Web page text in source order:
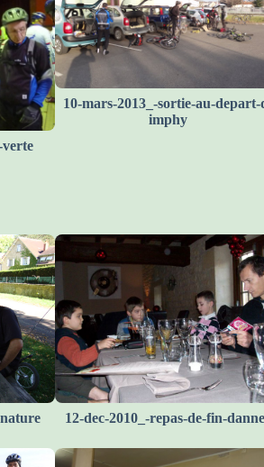
10-mars-2013_-sortie-au-depart-
imphy
12-dec-2010_-repas-de-fin-